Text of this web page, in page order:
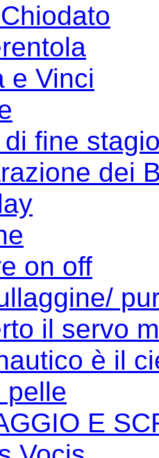
e Vinci
fine
dei
on off
il servo
è il
pelle
E